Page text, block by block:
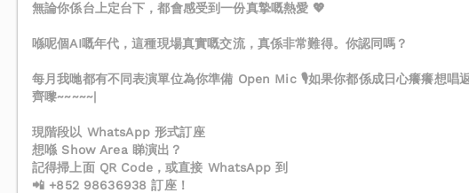
無論你係台上定台下，都會感受到一份真摯嘅熱愛 💖
喺呢個AI嘅年代，這種現場真實嘅交流，真係非常難得。你認同嗎？
每月我哋都有不同表演單位為你準備 Open Mic 🎙️如果你都係成日心癢癢想
齊嚟~~~~~|
現階段以 WhatsApp 形式訂座
想喺 Show Area 睇演出？
記得掃上面 QR Code，或直接 WhatsApp 到
📲 +852 98636938 訂座！